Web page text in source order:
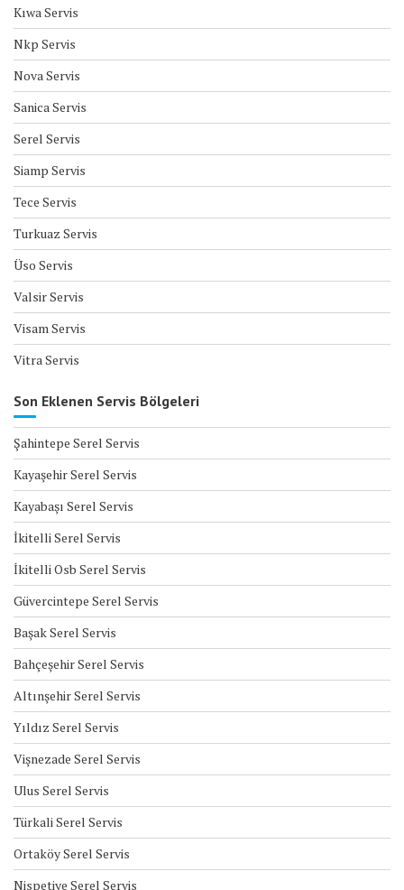
Kıwa Servis
Nkp Servis
Nova Servis
Sanica Servis
Serel Servis
Siamp Servis
Tece Servis
Turkuaz Servis
Üso Servis
Valsir Servis
Visam Servis
Vitra Servis
Son Eklenen Servis Bölgeleri
Şahintepe Serel Servis
Kayaşehir Serel Servis
Kayabaşı Serel Servis
İkitelli Serel Servis
İkitelli Osb Serel Servis
Güvercintepe Serel Servis
Başak Serel Servis
Bahçeşehir Serel Servis
Altınşehir Serel Servis
Yıldız Serel Servis
Vişnezade Serel Servis
Ulus Serel Servis
Türkali Serel Servis
Ortaköy Serel Servis
Nispetiye Serel Servis